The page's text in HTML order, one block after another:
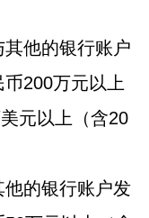
其他的银行账户
200万元以上
元以上（含20
他的银行账户发